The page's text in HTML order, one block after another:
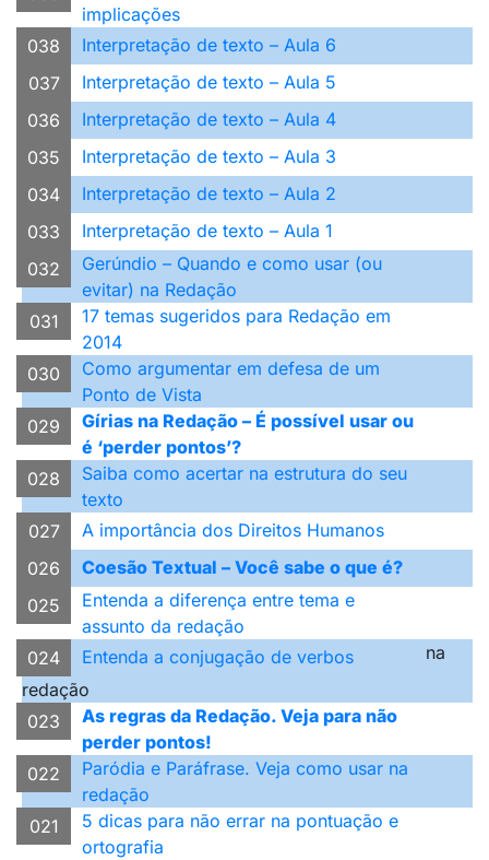
implicações
038
Interpretação de texto – Aula 6
037
Interpretação de texto – Aula 5
036
Interpretação de texto – Aula 4
035
Interpretação de texto – Aula 3
034
Interpretação de texto – Aula 2
033
Interpretação de texto – Aula 1
032
Gerúndio – Quando e como usar (ou
evitar) na Redação
031
17 temas sugeridos para Redação em
2014
030
Como argumentar em defesa de um
Ponto de Vista
029
Gírias na Redação – É possível usar ou
é ‘perder pontos’?
028
Saiba como acertar na estrutura do seu
texto
027
A importância dos Direitos Humanos
026
Coesão Textual – Você sabe o que é?
025
Entenda a diferença entre tema e
assunto da redação
024
Entenda a conjugação de verbos
na
redação
023
As regras da Redação. Veja para não
perder pontos!
022
Paródia e Paráfrase. Veja como usar na
redação
021
5 dicas para não errar na pontuação e
ortografia